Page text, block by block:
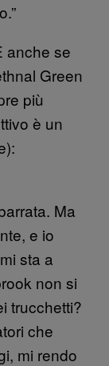
anche se
Green
più
è un
Ma
e io
sta a
non si
trucchetti?
che
mi rendo